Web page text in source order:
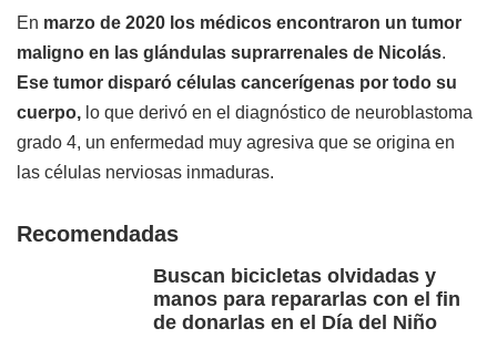
En marzo de 2020 los médicos encontraron un tumor
maligno en las glándulas suprarrenales de Nicolás.
Ese tumor disparó células cancerígenas por todo su
cuerpo, lo que derivó en el diagnóstico de neuroblastoma
grado 4, un enfermedad muy agresiva que se origina en
las células nerviosas inmaduras.
Recomendadas
Buscan bicicletas olvidadas y
manos para repararlas con el fin
de donarlas en el Día del Niño